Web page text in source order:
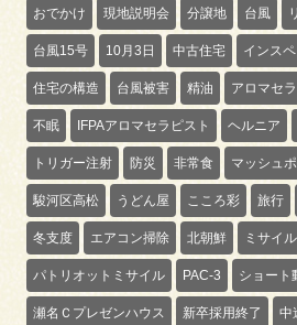
おでかけ 現地説明会 分譲地 台風
台風15号 10月3日 中古住宅 インス
住宅の構造 台風被害 精油 アロマセ
不眠 IFPAアロマセラピスト ヘルニア
トリガー注射 防災 非常食 マッシュ
駿河区高松 うどん屋 こころ彩 旅行
冬支度 エアコン掃除 北朝鮮 ミサイル
パトリオットミサイル PAC-3 ショート
瀬名Ｃプレゼンハウス 新卒採用終了 中